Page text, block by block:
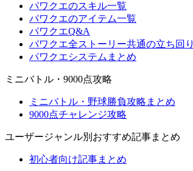
パワクエのスキル一覧
パワクエのアイテム一覧
パワクエQ&A
パワクエ全ストーリー共通の立ち回り
パワクエシステムまとめ
ミニバトル・9000点攻略
ミニバトル・野球勝負攻略まとめ
9000点チャレンジ攻略
ユーザージャンル別おすすめ記事まとめ
初心者向け記事まとめ